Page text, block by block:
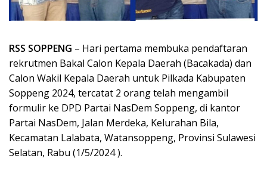
RSS SOPPENG – Hari pertama membuka pendaftaran
rekrutmen Bakal Calon Kepala Daerah (Bacakada) dan
Calon Wakil Kepala Daerah untuk Pilkada Kabupaten
Soppeng 2024, tercatat 2 orang telah mengambil
formulir ke DPD Partai NasDem Soppeng, di kantor
Partai NasDem, Jalan Merdeka, Kelurahan Bila,
Kecamatan Lalabata, Watansoppeng, Provinsi Sulawesi
Selatan, Rabu (1/5/2024 ).